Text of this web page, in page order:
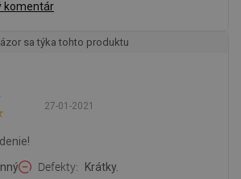
komentár
sa týka tohto produktu
27-01-2021
Defekty Krátky.